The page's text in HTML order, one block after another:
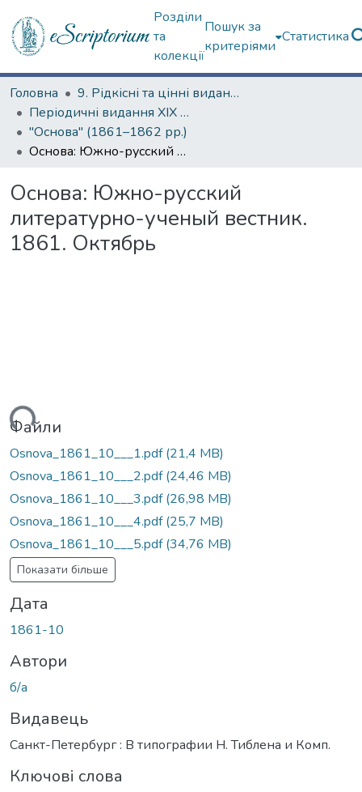
Розділи
та
колекції
Пошук за
критеріями
Статистика
Головна
9. Рідкісні та цінні видання
Періодичні видання ХІХ ст.
"Основа" (1861–1862 рр.)
Основа: Южно-русский литературно-ученый вестник. 1861. Октябрь
Основа: Южно-русский
литературно-ученый вестник.
1861. Октябрь
Файли
Osnova_1861_10___1.pdf(21,4 MB)
Osnova_1861_10___2.pdf(24,46 MB)
Osnova_1861_10___3.pdf(26,98 MB)
Osnova_1861_10___4.pdf(25,7 MB)
Osnova_1861_10___5.pdf(34,76 MB)
Показати більше
Дата
1861-10
Автори
б/а
Видавець
Санкт-Петербург : В типографии Н. Тиблена и Комп.
Ключові слова